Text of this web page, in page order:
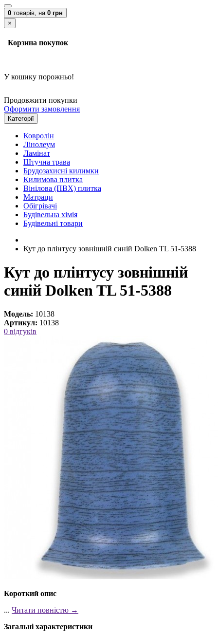
0 товарів, на 0 грн
×
Корзина покупок
У кошику порожньо!
Продовжити покупки
Оформити замовлення
Категорії
Ковролін
Лінолеум
Ламінат
Штучна трава
Брудозахисні килимки
Килимова плитка
Вінілова (ПВХ) плитка
Матраци
Обігрівачі
Будівельна хімія
Будівельні товари
Кут до плінтусу зовнішній синій Dolken TL 51-5388
Кут до плінтусу зовнішній
синій Dolken TL 51-5388
Модель: 10138
Артикул: 10138
0 відгуків
Короткий опис
... Читати повністю →
Загальні характеристики